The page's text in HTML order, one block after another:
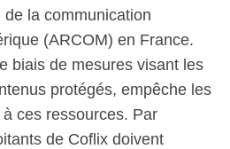
la communication
(ARCOM) en France.
biais de mesures visant les
protégés, empêche les
à ces ressources. Par
de Coflix doivent